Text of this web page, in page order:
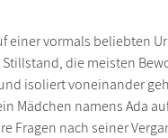
einer vormals beliebten
die meisten
isoliert voneinander
Mädchen namens Ada
Fragen nach seiner